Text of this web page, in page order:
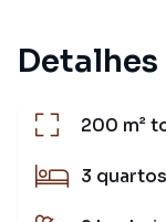
200 m²
3 quartos